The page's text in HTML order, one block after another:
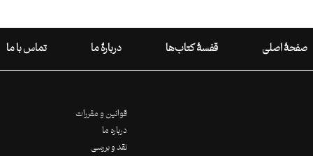
صفحۀ اصلی قفسۀ کتاب‌ها دربارۀ ما تماس با ما
قوانین و مقررات
درباره ما
نقد و بررسی